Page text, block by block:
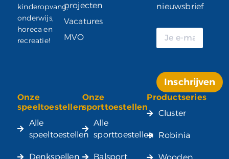
kinderopvang,
onderwijs,
horeca en
recreatie!
projecten
Vacatures
MVO
nieuwsbrief
Inschrijven
Alternative:
Onze
speeltoestellen
Alle
speeltoestellen
Denkspellen
Onze
sporttoestellen
Alle
sporttoestellen
Balsport
Productseries
Cluster
Robinia